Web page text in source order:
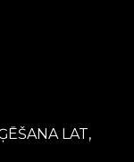
LAT,